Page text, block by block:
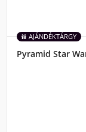
AJÁNDÉKTÁRGY
Pyramid Star